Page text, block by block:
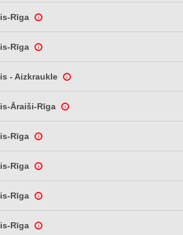
Rīga
Rīga
- Aizkraukle
Āraiši-Rīga
Rīga
Rīga
Rīga
Rīga